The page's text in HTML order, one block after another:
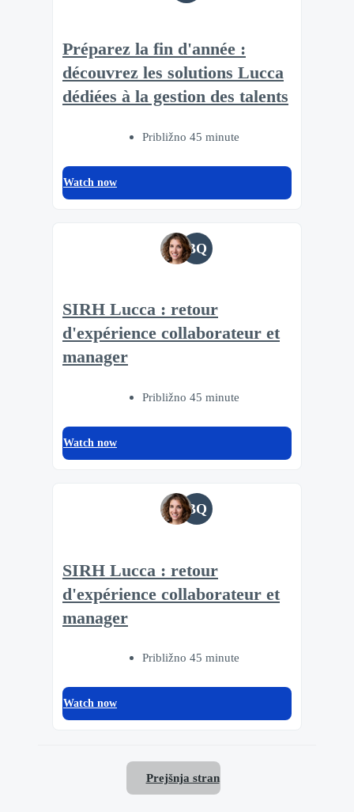
Préparez la fin d'année :
découvrez les solutions Lucca
dédiées à la gestion des talents
Približno 45 minute
Watch now
BQ
SIRH Lucca : retour
d'expérience collaborateur et
manager
Približno 45 minute
Watch now
BQ
SIRH Lucca : retour
d'expérience collaborateur et
manager
Približno 45 minute
Watch now
Prejšnja stran